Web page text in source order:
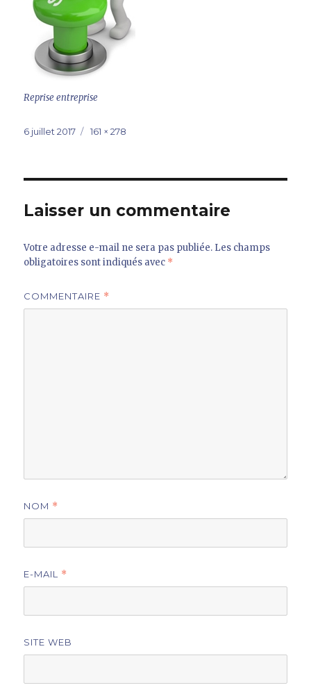
Reprise entreprise
Publié
6 juillet 2017
Taille
161 × 278
Laisser un commentaire
Votre adresse e-mail ne sera pas publiée. Les champs
obligatoires sont indiqués avec *
COMMENTAIRE *
NOM *
E-MAIL *
SITE WEB